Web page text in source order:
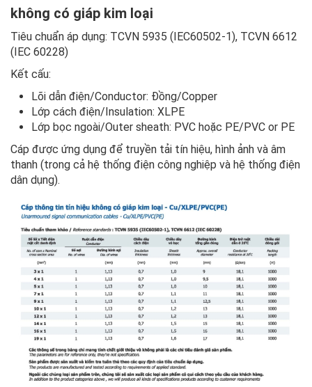
không có giáp kim loại
Tiêu chuẩn áp dụng: TCVN 5935 (IEC60502-1), TCVN 6612
(IEC 60228)
Kết cấu:
Lõi dẫn điện/Conductor: Đồng/Copper
Lớp cách điện/Insulation: XLPE
Lớp bọc ngoài/Outer sheath: PVC hoặc PE/PVC or PE
Cáp được ứng dụng để truyền tải tín hiệu, hình ảnh và âm
thanh (trong cả hệ thống điện công nghiệp và hệ thống điện
dân dụng).